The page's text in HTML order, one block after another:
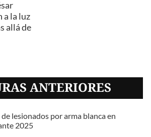
a la luz
allá de
ANTERIORES
de lesionados por arma blanca en
2025